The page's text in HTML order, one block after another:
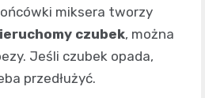
miksera tworzy
czubek, można
Jeśli czubek opada,
przedłużyć.